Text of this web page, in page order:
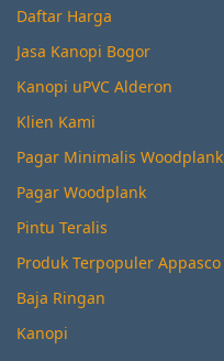
Daftar Harga
Jasa Kanopi Bogor
Kanopi uPVC Alderon
Klien Kami
Pagar Minimalis Woodplank
Pagar Woodplank
Pintu Teralis
Produk Terpopuler Appasco
Baja Ringan
Kanopi